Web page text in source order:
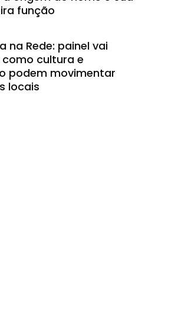
função
na Rede: painel vai
cultura e
podem movimentar
locais